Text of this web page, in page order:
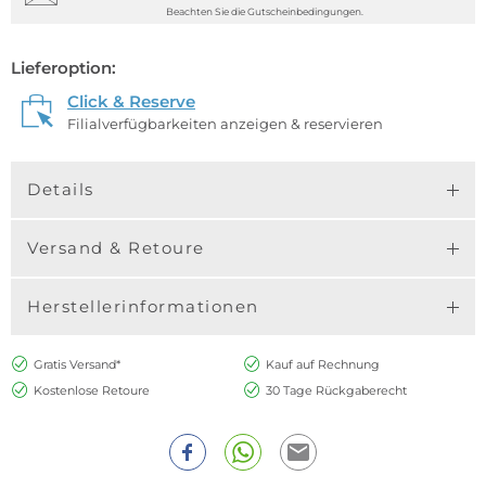
Beachten Sie die Gutscheinbedingungen.
Lieferoption:
Click & Reserve
Filialverfügbarkeiten anzeigen & reservieren
Details
Versand & Retoure
Herstellerinformationen
Gratis Versand*
Kauf auf Rechnung
Kostenlose Retoure
30 Tage Rückgaberecht